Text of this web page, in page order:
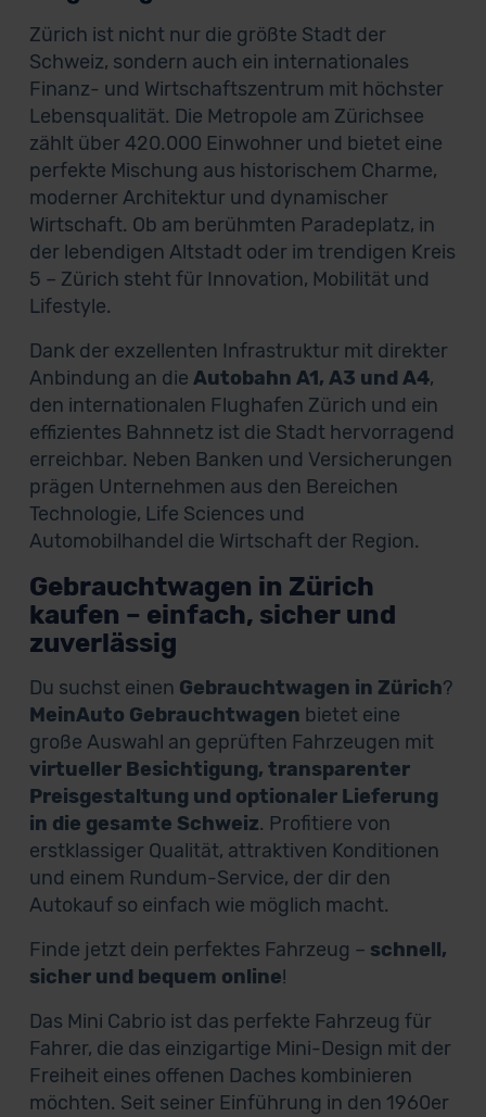
Zürich ist nicht nur die größte Stadt der
Schweiz, sondern auch ein internationales
Finanz- und Wirtschaftszentrum mit höchster
Lebensqualität. Die Metropole am Zürichsee
zählt über 420.000 Einwohner und bietet eine
perfekte Mischung aus historischem Charme,
moderner Architektur und dynamischer
Wirtschaft. Ob am berühmten Paradeplatz, in
der lebendigen Altstadt oder im trendigen Kreis
5 – Zürich steht für Innovation, Mobilität und
Lifestyle.
Dank der exzellenten Infrastruktur mit direkter
Anbindung an die Autobahn A1, A3 und A4,
den internationalen Flughafen Zürich und ein
effizientes Bahnnetz ist die Stadt hervorragend
erreichbar. Neben Banken und Versicherungen
prägen Unternehmen aus den Bereichen
Technologie, Life Sciences und
Automobilhandel die Wirtschaft der Region.
Gebrauchtwagen in Zürich
kaufen – einfach, sicher und
zuverlässig
Du suchst einen Gebrauchtwagen in Zürich?
MeinAuto Gebrauchtwagen bietet eine
große Auswahl an geprüften Fahrzeugen mit
virtueller Besichtigung, transparenter
Preisgestaltung und optionaler Lieferung
in die gesamte Schweiz. Profitiere von
erstklassiger Qualität, attraktiven Konditionen
und einem Rundum-Service, der dir den
Autokauf so einfach wie möglich macht.
Finde jetzt dein perfektes Fahrzeug – schnell,
sicher und bequem online!
Das Mini Cabrio ist das perfekte Fahrzeug für
Fahrer, die das einzigartige Mini-Design mit der
Freiheit eines offenen Daches kombinieren
möchten. Seit seiner Einführung in den 1960er